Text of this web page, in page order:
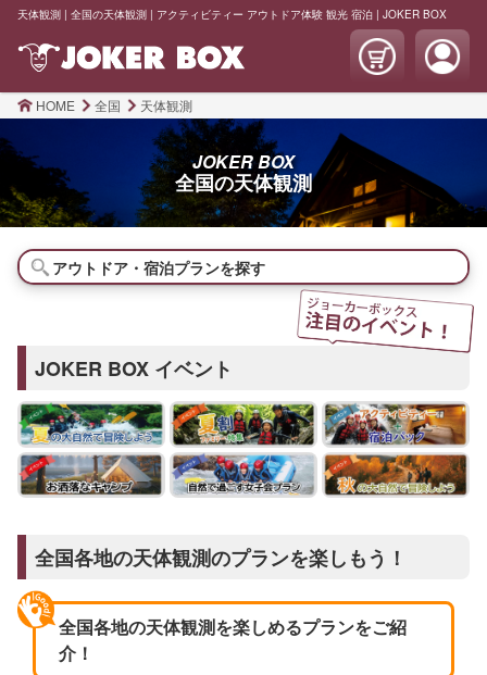
天体観測 | 全国の天体観測 | アクティビティー アウトドア体験 観光 宿泊 | JOKER BOX
HOME 全国 天体観測
JOKER BOX
全国の天体観測
アウトドア・宿泊プランを探す
JOKER BOX イベント
全国各地の天体観測のプランを楽しもう！
全国各地の天体観測を楽しめるプランをご紹
介！